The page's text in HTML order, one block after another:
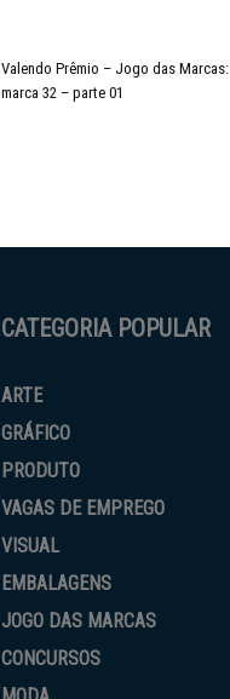
Valendo Prêmio – Jogo das Marcas:
marca 32 – parte 01
CATEGORIA POPULAR
ARTE
GRÁFICO
PRODUTO
VAGAS DE EMPREGO
VISUAL
EMBALAGENS
JOGO DAS MARCAS
CONCURSOS